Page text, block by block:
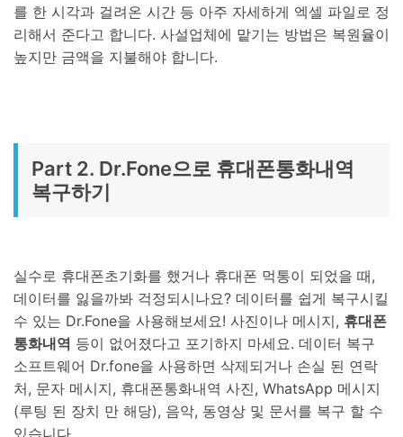
를 한 시각과 걸려온 시간 등 아주 자세하게 엑셀 파일로 정
리해서 준다고 합니다. 사설업체에 맡기는 방법은 복원율이
높지만 금액을 지불해야 합니다.
Part 2. Dr.Fone으로 휴대폰통화내역
복구하기
실수로 휴대폰초기화를 했거나 휴대폰 먹통이 되었을 때,
데이터를 잃을까봐 걱정되시나요? 데이터를 쉽게 복구시킬
수 있는 Dr.Fone을 사용해보세요! 사진이나 메시지, 휴대폰
통화내역 등이 없어졌다고 포기하지 마세요. 데이터 복구
소프트웨어 Dr.fone을 사용하면 삭제되거나 손실 된 연락
처, 문자 메시지, 휴대폰통화내역 사진, WhatsApp 메시지
(루팅 된 장치 만 해당), 음악, 동영상 및 문서를 복구 할 수
있습니다.